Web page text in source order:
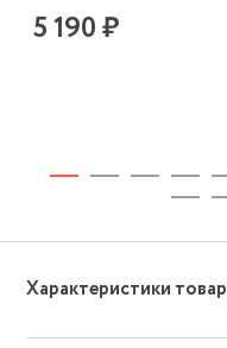
5 190 ₽
Характеристики